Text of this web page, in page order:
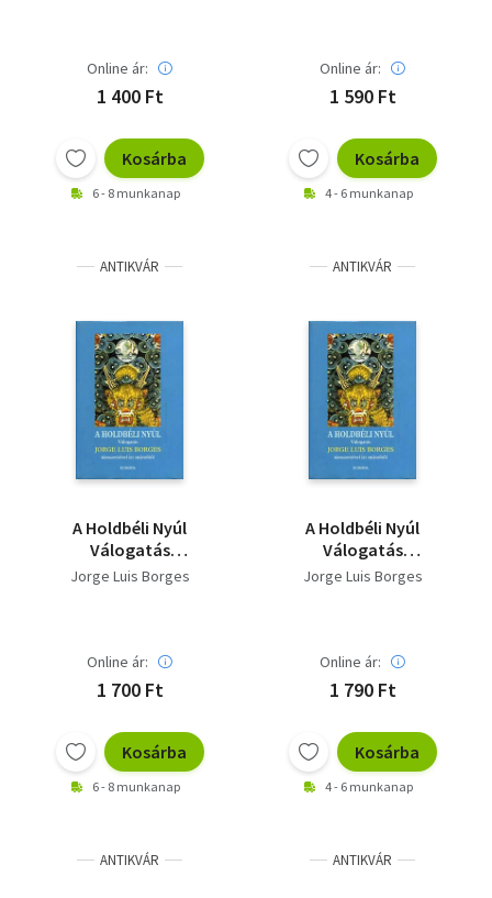
Online ár:
1 400 Ft
Kosárba
6 - 8 munkanap
Online ár:
1 590 Ft
Kosárba
4 - 6 munkanap
ANTIKVÁR
A Holdbéli Nyúl
Válogatás
társszerzőivel írt
Jorge Luis Borges
Online ár:
1 700 Ft
Kosárba
6 - 8 munkanap
ANTIKVÁR
A Holdbéli Nyúl
Válogatás
társszerzőivel írt
Jorge Luis Borges
Online ár:
1 790 Ft
Kosárba
4 - 6 munkanap
ANTIKVÁR ANTIKVÁR